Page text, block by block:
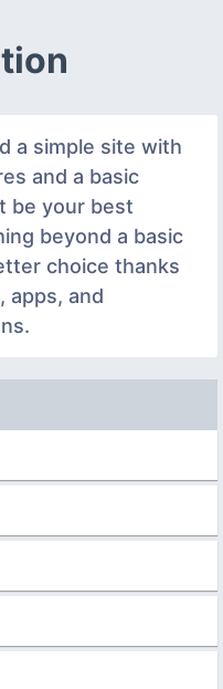
a simple site with
and a basic
be your best
beyond a basic
choice thanks
apps, and